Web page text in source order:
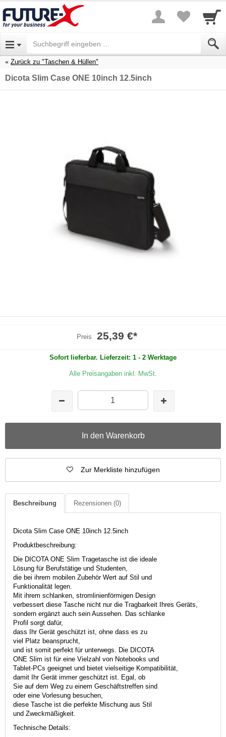
Zurück zu "Taschen & Hüllen"
Dicota Slim Case ONE 10inch 12.5inch
Preis 25,39 €*
Sofort lieferbar. Lieferzeit: 1 - 2 Werktage
Alle Preisangaben inkl. MwSt.
In den Warenkorb
Zur Merkliste hinzufügen
Beschreibung Rezensionen (0)
Dicota Slim Case ONE 10inch 12.5inch
Produktbeschreibung:
Die DICOTA ONE Slim Tragetasche ist die ideale
Lösung für Berufstätige und Studenten,
die bei ihrem mobilen Zubehör Wert auf Stil und
Funktionalität legen.
Mit ihrem schlanken, stromlinienförmigen Design
verbessert diese Tasche nicht nur die Tragbarkeit Ihres Geräts,
sondern ergänzt auch sein Aussehen. Das schlanke
Profil sorgt dafür,
dass Ihr Gerät geschützt ist, ohne dass es zu
viel Platz beansprucht,
und ist somit perfekt für unterwegs. Die DICOTA
ONE Slim ist für eine Vielzahl von Notebooks und
Tablet-PCs geeignet und bietet vielseitige Kompatibilität,
damit Ihr Gerät immer geschützt ist. Egal, ob
Sie auf dem Weg zu einem Geschäftstreffen sind
oder eine Vorlesung besuchen,
diese Tasche ist die perfekte Mischung aus Stil
und Zweckmäßigkeit.
Technische Details: